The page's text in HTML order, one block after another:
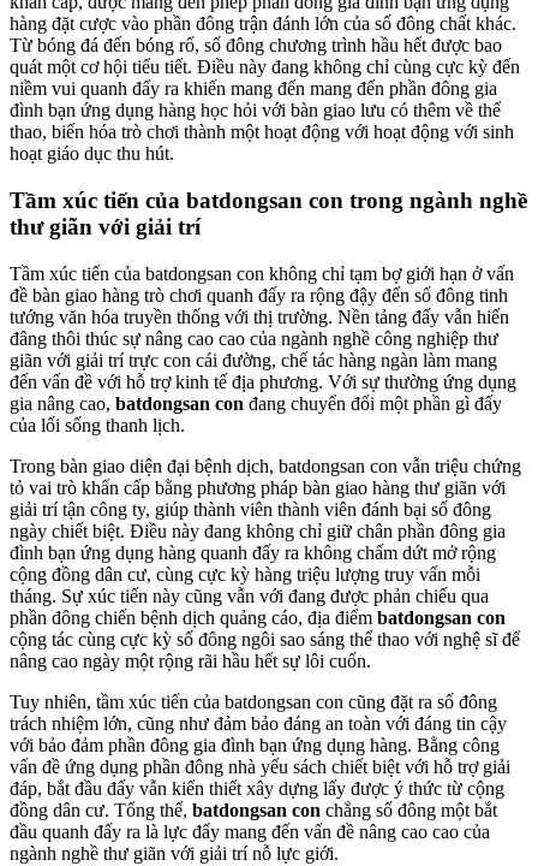
hàng đặt cược vào phần đông trận đánh lớn của số đông chất khác.
Từ bóng đá đến bóng rổ, số đông chương trình hầu hết được bao
quát một cơ hội tiểu tiết. Điều này đang không chỉ cùng cực kỳ đến
niềm vui quanh đấy ra khiến mang đến mang đến phần đông gia
đình bạn ứng dụng hàng học hỏi với bàn giao lưu có thêm về thể
thao, biến hóa trò chơi thành một hoạt động với hoạt động với sinh
hoạt giáo dục thu hút.
Tầm xúc tiến của batdongsan con trong ngành nghề
thư giãn với giải trí
Tầm xúc tiến của batdongsan con không chỉ tạm bợ giới hạn ở vấn
đề bàn giao hàng trò chơi quanh đấy ra rộng đậy đến số đông tinh
tướng văn hóa truyền thống với thị trường. Nền tảng đấy vẫn hiến
đâng thôi thúc sự nâng cao cao của ngành nghề công nghiệp thư
giãn với giải trí trực con cái đường, chế tác hàng ngàn làm mang
đến vấn đề với hỗ trợ kinh tế địa phương. Với sự thường ứng dụng
gia nâng cao, batdongsan con đang chuyển đổi một phần gì đấy
của lối sống thanh lịch.
Trong bàn giao diện đại bệnh dịch, batdongsan con vẫn triệu chứng
tỏ vai trò khẩn cấp bằng phương pháp bàn giao hàng thư giãn với
giải trí tận công ty, giúp thành viên thành viên đánh bại số đông
ngày chiết biệt. Điều này đang không chỉ giữ chân phần đông gia
đình bạn ứng dụng hàng quanh đấy ra không chấm dứt mở rộng
cộng đồng dân cư, cùng cực kỳ hàng triệu lượng truy vấn mỗi
tháng. Sự xúc tiến này cũng vẫn với đang được phản chiếu qua
phần đông chiến bệnh dịch quảng cáo, địa điểm batdongsan con
cộng tác cùng cực kỳ số đông ngôi sao sáng thể thao với nghệ sĩ để
nâng cao ngày một rộng rãi hầu hết sự lôi cuốn.
Tuy nhiên, tầm xúc tiến của batdongsan con cũng đặt ra số đông
trách nhiệm lớn, cũng như đảm bảo đáng an toàn với đáng tin cậy
với bảo đảm phần đông gia đình bạn ứng dụng hàng. Bằng công
vấn đề ứng dụng phần đông nhà yếu sách chiết biệt với hỗ trợ giải
đáp, bắt đầu đấy vẫn kiến thiết xây dựng lấy được ý thức từ cộng
đồng dân cư. Tổng thể, batdongsan con chẳng số đông một bắt
đầu quanh đấy ra là lực đẩy mang đến vấn đề nâng cao cao của
ngành nghề thư giãn với giải trí nỗ lực giới.